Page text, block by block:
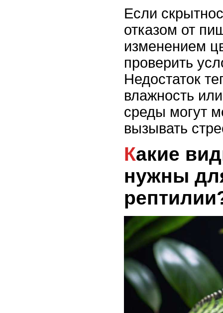
Если
отказом от
изменением
проверить
Недостаток
влажность
среды могут
вызывать
Какие виды укрытий
нужны